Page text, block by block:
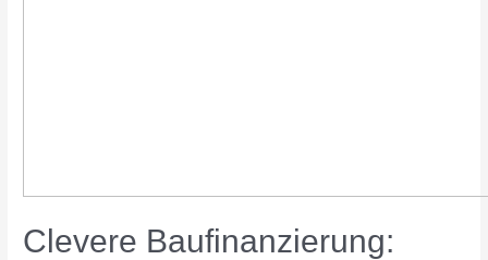
Clevere Baufinanzierung: